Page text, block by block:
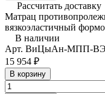
Рассчитать доставку
Матрац
вязкоэластичный
В наличии
Арт. ВиЦыАн-МПП-
15 954 ₽
В корзину